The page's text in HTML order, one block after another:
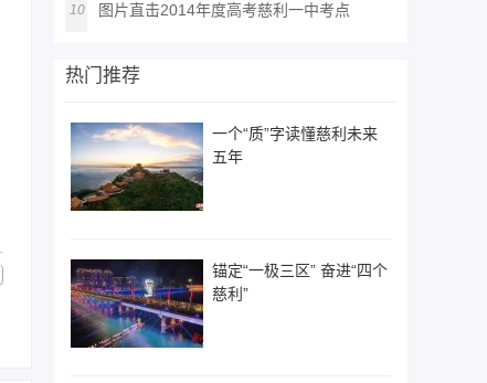
10 图片直击2014年度高考慈利一中考点
热门推荐
一个“质”字读懂慈利未来
五年
锚定“一极三区” 奋进“四个
慈利”